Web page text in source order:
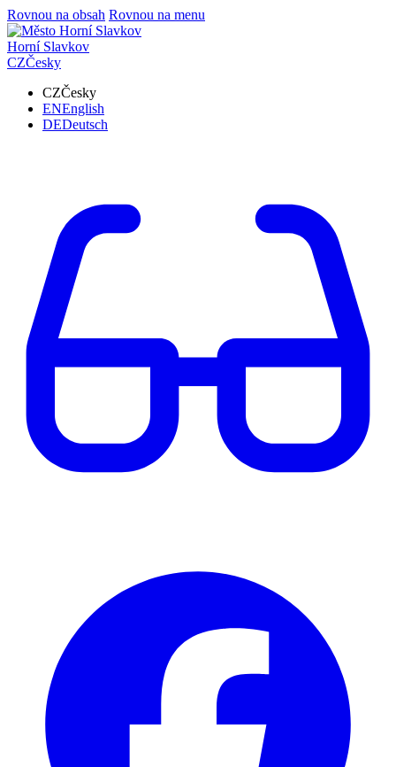
Rovnou na obsah Rovnou na menu
Horní Slavkov
CZČesky
CZČesky
ENEnglish
DEDeutsch